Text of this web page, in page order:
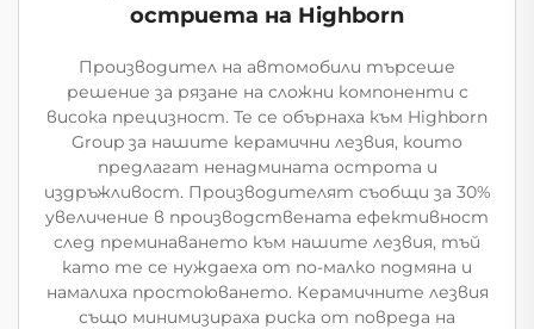
остриета на Highborn
Производител на автомобили търсеше
решение за рязане на сложни компоненти с
висока прецизност. Те се обърнаха към Highborn
Group за нашите керамични лезвия, които
предлагат ненадмината острота и
издръжливост. Производителят съобщи за 30%
увеличение в производствената ефективност
след преминаването към нашите лезвия, тъй
като те се нуждаеха от по-малко подмяна и
намалиха простоюването. Керамичните лезвия
също минимизираха риска от повреда на